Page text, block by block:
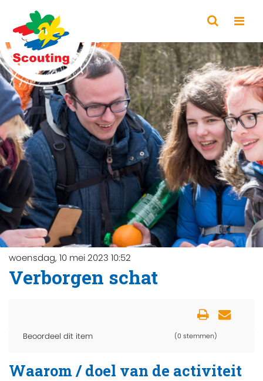
woensdag, 10 mei 2023 10:52
Verborgen schat
Beoordeel dit item (0 stemmen)
Waarom / doel van de activiteit